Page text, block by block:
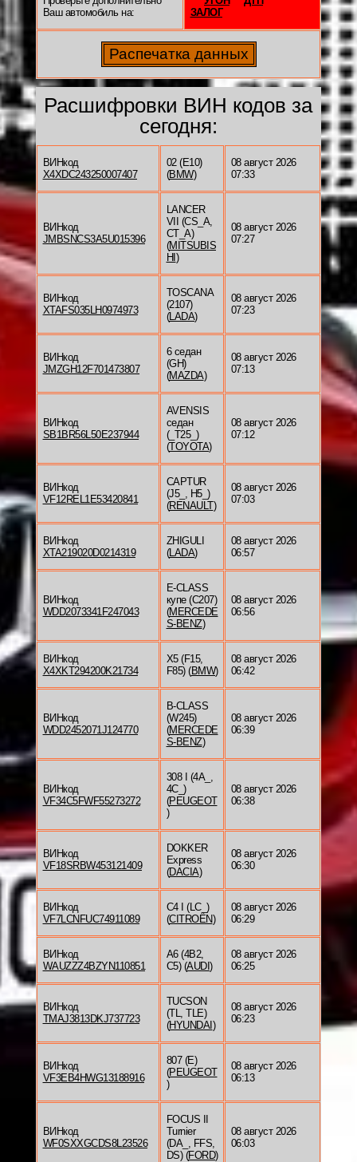
Ваш автомобиль на:
ЗАЛОГ
Расшифровки ВИН кодов за
сегодня:
ВИНкод
X4XDC243250007407
02 (E10)
(BMW)
08 август 2026
07:33
ВИНкод
JMBSNCS3A5U015396
LANCER
VII (CS_A,
CT_A)
(MITSUBIS
HI )
08 август 2026
07:27
ВИНкод
XTAFS035LH0974973
TOSCANA
(2107)
(LADA)
08 август 2026
07:23
ВИНкод
JMZGH12F701473807
6 седан
(GH)
(MAZDA)
08 август 2026
07:13
ВИНкод
SB1BR56L50E237944
AVENSIS
седан
(_T25_)
(TOYOTA)
08 август 2026
07:12
ВИНкод
VF12REL1E53420841
CAPTUR
(J5_, H5_)
(RENAULT)
08 август 2026
07:03
ВИНкод
XTA219020D0214319
ZHIGULI
(LADA)
08 август 2026
06:57
ВИНкод
WDD2073341F247043
E-CLASS
купе (C207)
(MERCEDE
S-BENZ)
08 август 2026
06:56
ВИНкод
X4XKT294200K21734
X5 (F15,
F85) (BMW)
08 август 2026
06:42
ВИНкод
WDD2452071J124770
B-CLASS
(W245)
(MERCEDE
S-BENZ)
08 август 2026
06:39
ВИНкод
VF34C5FWF55273272
308 I (4A_,
4C_)
(PEUGEOT
)
08 август 2026
06:38
ВИНкод
VF18SRBW453121409
DOKKER
Express
(DACIA)
08 август 2026
06:30
ВИНкод
VF7LCNFUC74911089
C4 I (LC_)
(CITROËN)
08 август 2026
06:29
ВИНкод
WAUZZZ4BZYN110851
A6 (4B2,
C5) (AUDI )
08 август 2026
06:25
ВИНкод
TMAJ3813DKJ737723
TUCSON
(TL, TLE)
(HYUNDAI )
08 август 2026
06:23
ВИНкод
VF3EB4HWG13188916
807 (E)
(PEUGEOT
)
08 август 2026
06:13
ВИНкод
WF0SXXGCDS8L23526
FOCUS II
Turnier
(DA_, FFS,
DS) (FORD)
08 август 2026
06:03